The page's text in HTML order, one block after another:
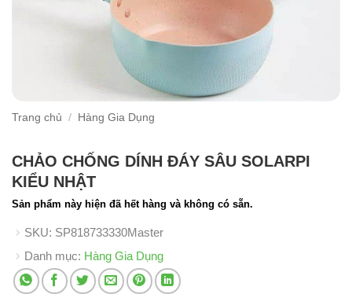
Trang chủ / Hàng Gia Dụng
CHẢO CHỐNG DÍNH ĐÁY SÂU SOLARPI
KIỂU NHẬT
Sản phẩm này hiện đã hết hàng và không có sẵn.
SKU: SP818733330Master
Danh mục: Hàng Gia Dụng